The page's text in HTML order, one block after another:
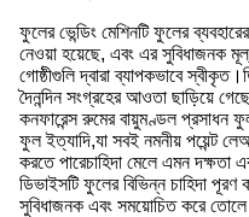
ফুলের ভেন্ডিং মেশিনটি ফুলের
নেওয়া হয়েছে, এবং এর সুবিধাজনক
গোষ্ঠীগুলি দ্বারা ব্যাপকভাবে
দৈনন্দিন সংগ্রহের আওতা ছাড়িয়ে
কনফারেন্স রুমের বায়ুমণ্ডল প্রসাধন
ফুল ইত্যাদি,যা সবই নমনীয় পয়েন্ট
করতে পারেচাহিদা মেলে এমন
ডিভাইসটি ফুলের বিভিন্ন চাহিদা
সুবিধাজনক এবং সময়োচিত করে